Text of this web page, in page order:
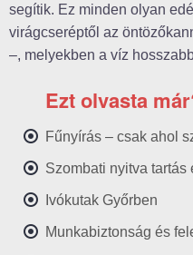
segítik. Ez minden olyan
virágcseréptől az
–, melyekben a víz
Ezt olvasta
Fűnyírás – csak ahol
Szombati nyitva tartás
Ivókutak Győrben
Munkabiztonság és